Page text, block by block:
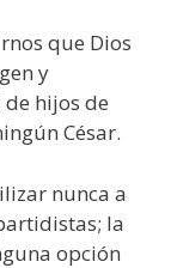
que Dios
y
hijos de
César.
nunca a
la
opción